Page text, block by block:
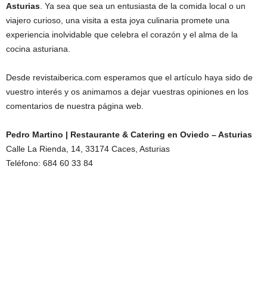
Asturias . Ya sea que sea un entusiasta de la comida local o un
viajero curioso, una visita a esta joya culinaria promete una
experiencia inolvidable que celebra el corazón y el alma de la
cocina asturiana.
Desde revistaiberica.com esperamos que el artículo haya sido de
vuestro interés y os animamos a dejar vuestras opiniones en los
comentarios de nuestra página web.
Pedro Martino | Restaurante & Catering en Oviedo – Asturias
Calle La Rienda, 14, 33174 Caces, Asturias
Teléfono: 684 60 33 84